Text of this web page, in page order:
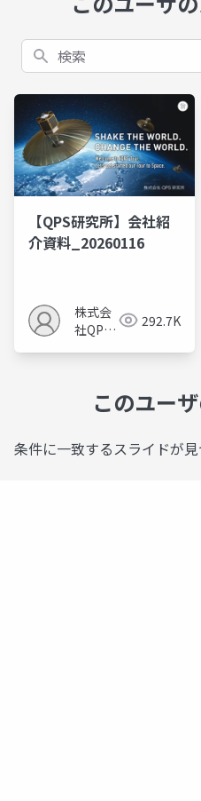
検索
【QPS研究所】会社紹
介資料_20260116
株式会
社QPS
292.7K
このユー
条件に一致するスライドが見